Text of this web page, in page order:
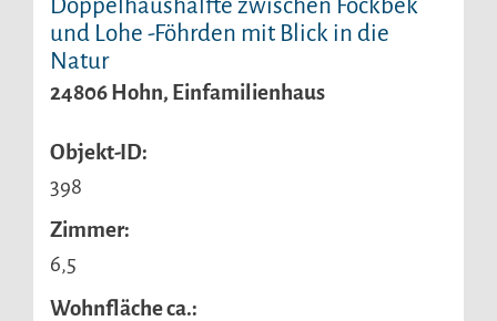
Doppelhaushälfte zwischen Fockbek
und Lohe -Föhrden mit Blick in die
Natur
24806 Hohn, Einfamilienhaus
Objekt-ID:
398
Zimmer:
6,5
Wohnfläche ca.: